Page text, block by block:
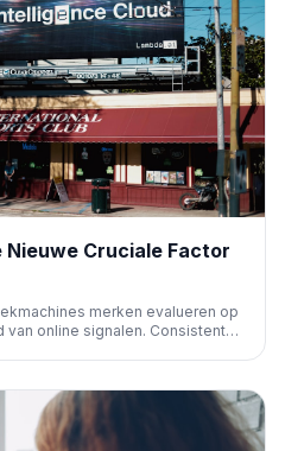
Cruciale Factor
merken evalueren op
online signalen. Consistente